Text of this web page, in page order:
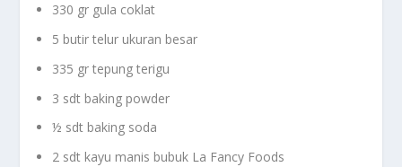
330 gr gula coklat
5 butir telur ukuran besar
335 gr tepung terigu
3 sdt baking powder
½ sdt baking soda
2 sdt kayu manis bubuk La Fancy Foods